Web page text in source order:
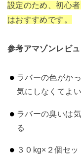
設定のため、初心
はおすすめです。
参考アマゾンレビ
ラバーの色がか
気にしなくてよい
ラバーの臭いは
る
３０kg×２個セ